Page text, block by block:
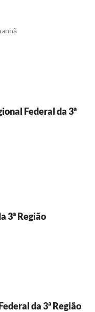
Federal da 3ª
3ª Região
da 3ª Região